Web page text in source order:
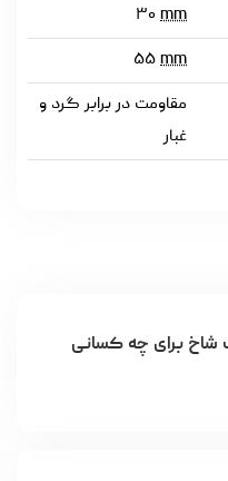
۳۰ mm
۵۵ mm
مقاومت در برابر گرد و
غبار
برای چه کسانی